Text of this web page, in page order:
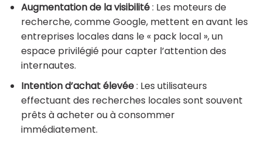
Augmentation de la visibilité: Les moteurs de
recherche, comme Google, mettent en avant les
entreprises locales dans le « pack local », un
espace privilégié pour capter l’attention des
internautes.
Intention d’achat élevée: Les utilisateurs
effectuant des recherches locales sont souvent
prêts à acheter ou à consommer
immédiatement.